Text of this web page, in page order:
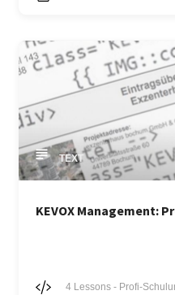
TEXT
KEVOX Management:
4 Lessons - Profi-